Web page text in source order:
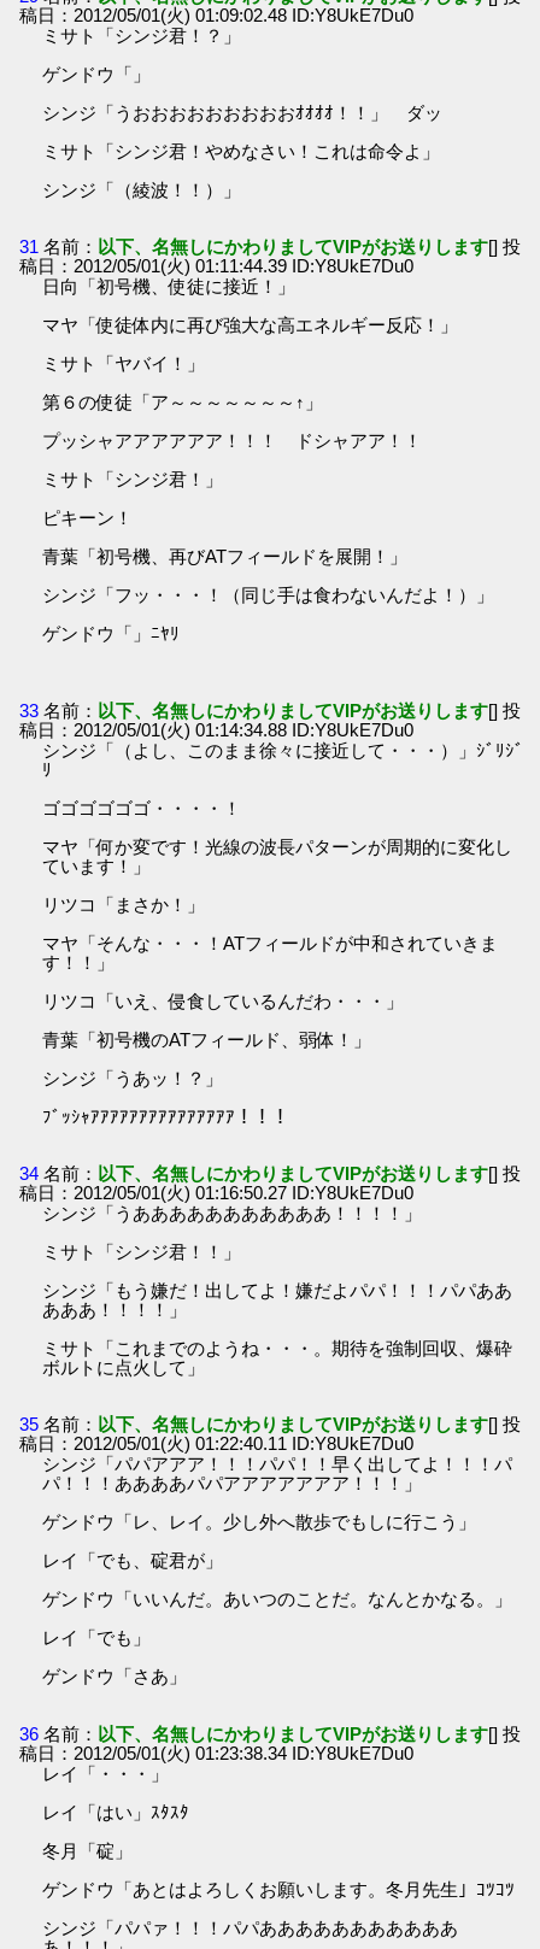
稿日：2012/05/01(火) 01:09:02.48 ID:Y8UkE7Du0
ミサト「シンジ君！？」
ゲンドウ「」
シンジ「うおおおおおおおおおｵｵｵｵ！！」 ダッ
ミサト「シンジ君！やめなさい！これは命令よ」
シンジ「（綾波！！）」
31 名前： 以下、名無しにかわりましてVIPがお送りします[] 投
稿日：2012/05/01(火) 01:11:44.39 ID:Y8UkE7Du0
日向「初号機、使徒に接近！」
マヤ「使徒体内に再び強大な高エネルギー反応！」
ミサト「ヤバイ！」
第６の使徒「ア～～～～～～～↑」
プッシャアアアアアア！！！ ドシャアア！！
ミサト「シンジ君！」
ピキーン！
青葉「初号機、再びATフィールドを展開！」
シンジ「フッ・・・！（同じ手は食わないんだよ！）」
ゲンドウ「」ﾆﾔﾘ
33 名前： 以下、名無しにかわりましてVIPがお送りします[] 投
稿日：2012/05/01(火) 01:14:34.88 ID:Y8UkE7Du0
シンジ「（よし、このまま徐々に接近して・・・）」ｼﾞﾘｼﾞ
ﾘ
ゴゴゴゴゴゴ・・・・！
マヤ「何か変です！光線の波長パターンが周期的に変化し
ています！」
リツコ「まさか！」
マヤ「そんな・・・！ATフィールドが中和されていきま
す！！」
リツコ「いえ、侵食しているんだわ・・・」
青葉「初号機のATフィールド、弱体！」
シンジ「うあッ！？」
ﾌﾞｯｼｬｱｱｱｱｱｱｱｱｱｱｱｱｱｱｱ！！！
34 名前： 以下、名無しにかわりましてVIPがお送りします[] 投
稿日：2012/05/01(火) 01:16:50.27 ID:Y8UkE7Du0
シンジ「うあああああああああああ！！！！」
ミサト「シンジ君！！」
シンジ「もう嫌だ！出してよ！嫌だよパパ！！！パパああ
あああ！！！！」
ミサト「これまでのようね・・・。期待を強制回収、爆砕
ボルトに点火して」
35 名前： 以下、名無しにかわりましてVIPがお送りします[] 投
稿日：2012/05/01(火) 01:22:40.11 ID:Y8UkE7Du0
シンジ「パパアアア！！！パパ！！早く出してよ！！！パ
パ！！！ああああパパアアアアアアア！！！」
ゲンドウ「レ、レイ。少し外へ散歩でもしに行こう」
レイ「でも、碇君が」
ゲンドウ「いいんだ。あいつのことだ。なんとかなる。」
レイ「でも」
ゲンドウ「さあ」
36 名前： 以下、名無しにかわりましてVIPがお送りします[] 投
稿日：2012/05/01(火) 01:23:38.34 ID:Y8UkE7Du0
レイ「・・・」
レイ「はい」ｽﾀｽﾀ
冬月「碇」
ゲンドウ「あとはよろしくお願いします。冬月先生」ｺﾂｺﾂ
シンジ「パパァ！！！パパあああああああああああ